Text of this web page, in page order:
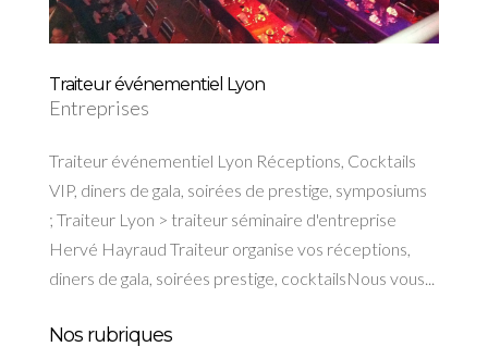
Traiteur événementiel Lyon
Entreprises
Traiteur événementiel Lyon Réceptions, Cocktails
VIP, diners de gala, soirées de prestige, symposiums
; Traiteur Lyon > traiteur séminaire d'entreprise
Hervé Hayraud Traiteur organise vos réceptions,
diners de gala, soirées prestige, cocktailsNous vous...
Nos rubriques